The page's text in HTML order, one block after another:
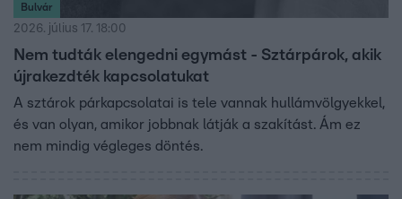
Bulvár
2026. július 17. 18:00
Nem tudták elengedni egymást - Sztárpárok, akik
újrakezdték kapcsolatukat
A sztárok párkapcsolatai is tele vannak hullámvölgyekkel,
és van olyan, amikor jobbnak látják a szakítást. Ám ez
nem mindig végleges döntés.